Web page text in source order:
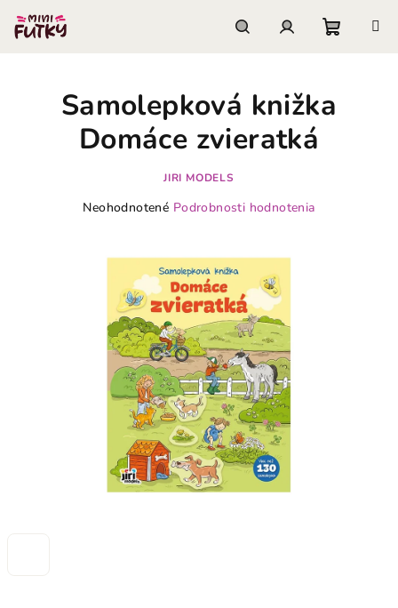
obsah
košík
Samolepková knižka
Domáce zvieratká
JIRI MODELS
Priemerné
hviezdičiek.
Neohodnotené Podrobnosti hodnotenia